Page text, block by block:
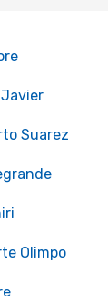
Javier
Suarez
Olimpo